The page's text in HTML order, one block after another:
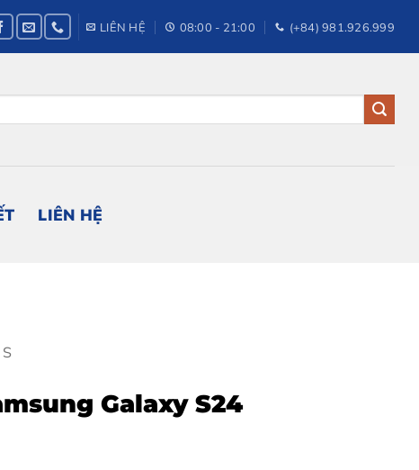
LIÊN HỆ 08:00 - 21:00 (+84) 981.926.999
LIÊN HỆ
Galaxy S24